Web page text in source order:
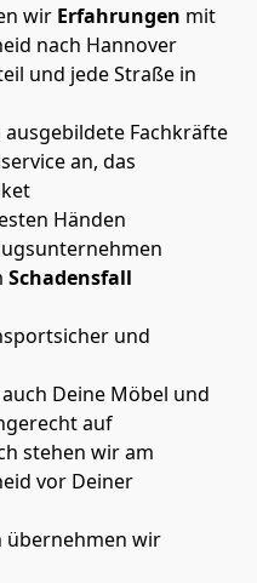
wir Erfahrungen mit
nach Hannover
und jede Straße in
Fachkräfte
an, das
Händen
Schadensfall
und
Deine Möbel und
auf
stehen wir am
vor Deiner
übernehmen wir